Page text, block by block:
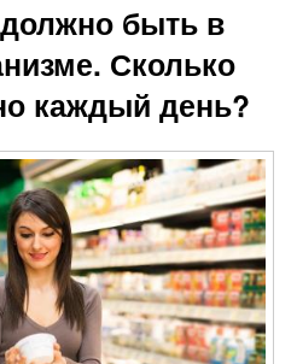
быть в
Сколько
каждый день?